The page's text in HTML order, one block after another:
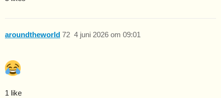
aroundtheworld 4 juni 2026 om 09:01
72
1 like